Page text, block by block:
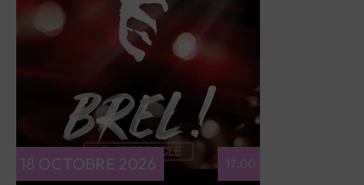
RÉSERVEZ
18 OCTOBRE 2026 17:00